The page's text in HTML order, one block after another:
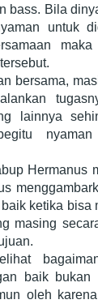
bass. Bila
untuk
bersama,
lainnya
nyaman
Hermanus
ketika bisa
masing
baik
oleh